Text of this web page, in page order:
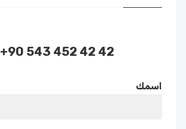
+90 543 452 42 42
اسمك